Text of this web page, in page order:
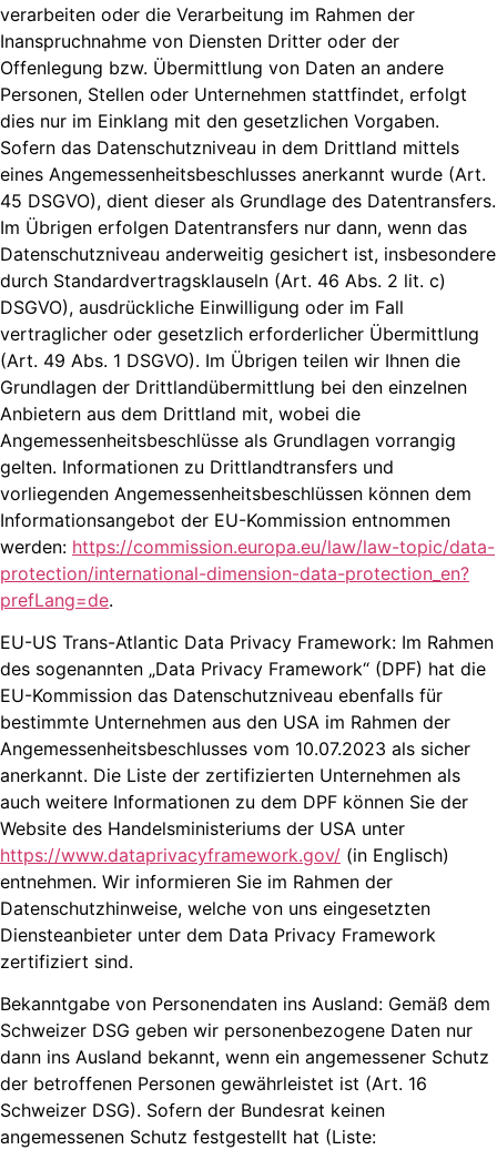
verarbeiten oder die Verarbeitung im Rahmen der
Inanspruchnahme von Diensten Dritter oder der
Offenlegung bzw. Übermittlung von Daten an andere
Personen, Stellen oder Unternehmen stattfindet, erfolgt
dies nur im Einklang mit den gesetzlichen Vorgaben.
Sofern das Datenschutzniveau in dem Drittland mittels
eines Angemessenheitsbeschlusses anerkannt wurde (Art.
45 DSGVO), dient dieser als Grundlage des Datentransfers.
Im Übrigen erfolgen Datentransfers nur dann, wenn das
Datenschutzniveau anderweitig gesichert ist, insbesondere
durch Standardvertragsklauseln (Art. 46 Abs. 2 lit. c)
DSGVO), ausdrückliche Einwilligung oder im Fall
vertraglicher oder gesetzlich erforderlicher Übermittlung
(Art. 49 Abs. 1 DSGVO). Im Übrigen teilen wir Ihnen die
Grundlagen der Drittlandübermittlung bei den einzelnen
Anbietern aus dem Drittland mit, wobei die
Angemessenheitsbeschlüsse als Grundlagen vorrangig
gelten. Informationen zu Drittlandtransfers und
vorliegenden Angemessenheitsbeschlüssen können dem
Informationsangebot der EU-Kommission entnommen
werden: https://commission.europa.eu/law/law-topic/data-
protection/international-dimension-data-protection_en?
prefLang=de.
EU-US Trans-Atlantic Data Privacy Framework: Im Rahmen
des sogenannten „Data Privacy Framework“ (DPF) hat die
EU-Kommission das Datenschutzniveau ebenfalls für
bestimmte Unternehmen aus den USA im Rahmen der
Angemessenheitsbeschlusses vom 10.07.2023 als sicher
anerkannt. Die Liste der zertifizierten Unternehmen als
auch weitere Informationen zu dem DPF können Sie der
Website des Handelsministeriums der USA unter
https://www.dataprivacyframework.gov/ (in Englisch)
entnehmen. Wir informieren Sie im Rahmen der
Datenschutzhinweise, welche von uns eingesetzten
Diensteanbieter unter dem Data Privacy Framework
zertifiziert sind.
Bekanntgabe von Personendaten ins Ausland: Gemäß dem
Schweizer DSG geben wir personenbezogene Daten nur
dann ins Ausland bekannt, wenn ein angemessener Schutz
der betroffenen Personen gewährleistet ist (Art. 16
Schweizer DSG). Sofern der Bundesrat keinen
angemessenen Schutz festgestellt hat (Liste: